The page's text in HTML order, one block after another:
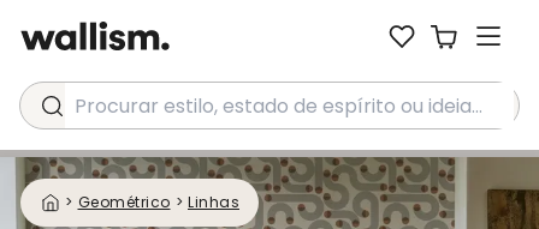
Procurar estilo, estado de espírito ou ideia...
> Geométrico > Linhas